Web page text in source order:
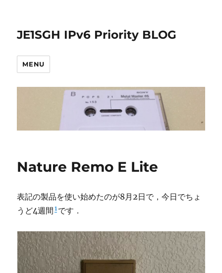
JE1SGH IPv6 Priority BLOG
MENU
Nature Remo E Lite
表記の製品を使い始めたのが8月2日で，今日でちょ
うど4週間 1 です．